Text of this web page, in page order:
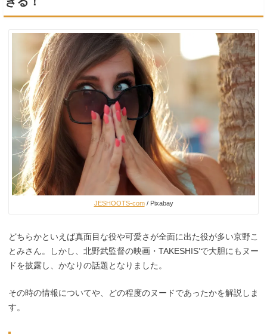
JESHOOTS-com/ Pixabay
どちらかといえば真面目な役や可愛さが全面に出た役が多い京野こ
とみさん。しかし、北野武監督の映画・TAKESHIS’で大胆にもヌー
ドを披露し、かなりの話題となりました。
その時の情報についてや、どの程度のヌードであったかを解説しま
す。